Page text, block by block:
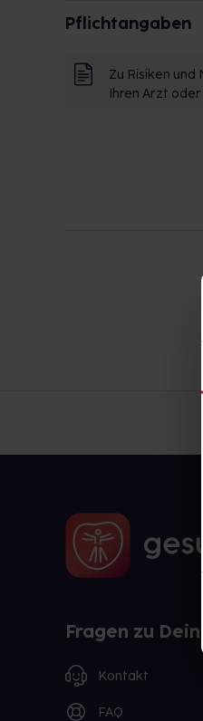
Pflichtangaben
Zu Risiken
Ihren Arzt
Fragen zu
Kontakt
FAQ